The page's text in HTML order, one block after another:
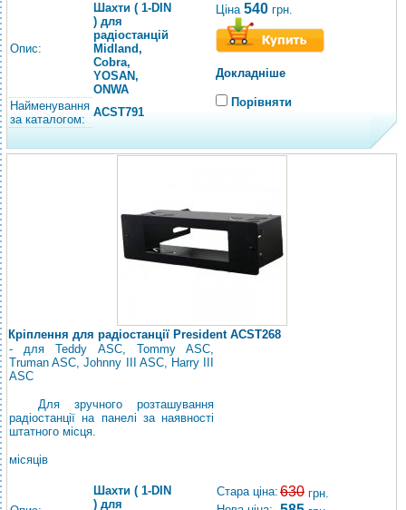
Опис:
Шахти ( 1-DIN
) для
радіостанцій
Midland,
Cobra,
YOSAN,
ONWA
Найменування
за каталогом:
ACST791
Ціна 540 грн.
Докладніше
Порівняти
Кріплення для радіостанції President ACST268
- для Teddy ASC, Tommy ASC,
Truman ASC, Johnny III ASC, Harry III
ASC
Для зручного розташування
радіостанції на панелі за наявності
штатного місця.
місяців
Шахти ( 1-DIN
) для
Стара ціна: 630 грн.